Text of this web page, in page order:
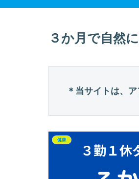
３か月で自然
＊当サイトは、
健康